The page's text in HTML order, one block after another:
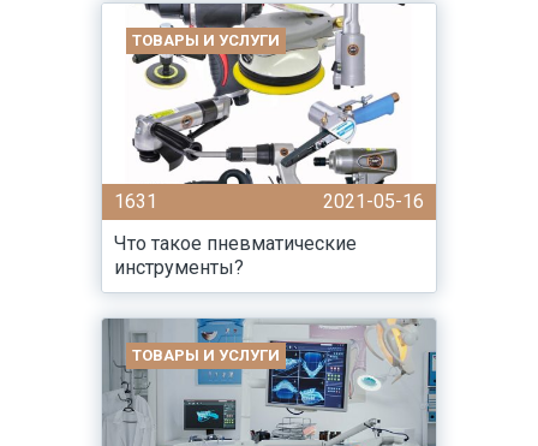
ТОВАРЫ И УСЛУГИ
1631
2021-05-16
Что такое пневматические
инструменты?
ТОВАРЫ И УСЛУГИ